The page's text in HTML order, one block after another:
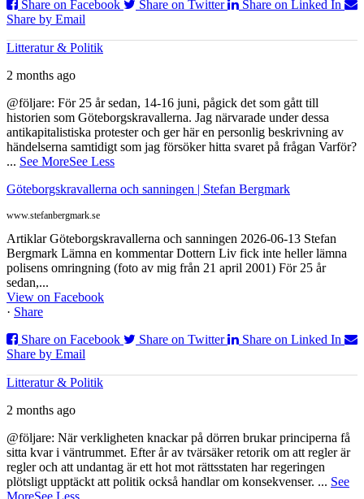
Share on Facebook
Share on Twitter
Share on Linked In
Share by Email
Litteratur & Politik
2 months ago
@följare: För 25 år sedan, 14-16 juni, pågick det som gått till
historien som Göteborgskravallerna. Jag närvarade under dessa
antikapitalistiska protester och ger här en personlig beskrivning av
händelserna samtidigt som jag försöker hitta svaret på frågan Varför?
... See MoreSee Less
Göteborgskravallerna och sanningen | Stefan Bergmark
www.stefanbergmark.se
Artiklar Göteborgskravallerna och sanningen 2026-06-13 Stefan
Bergmark Lämna en kommentar Dottern Liv fick inte heller lämna
polisens omringning (foto av mig från 21 april 2001) För 25 år
sedan,...
View on Facebook
· Share
Share on Facebook
Share on Twitter
Share on Linked In
Share by Email
Litteratur & Politik
2 months ago
@följare: När verkligheten knackar på dörren brukar principerna få
sitta kvar i väntrummet. Efter år av tvärsäker retorik om att regler är
regler och att undantag är ett hot mot rättsstaten har regeringen
plötsligt upptäckt att politik också handlar om konsekvenser. ... See
MoreSee Less